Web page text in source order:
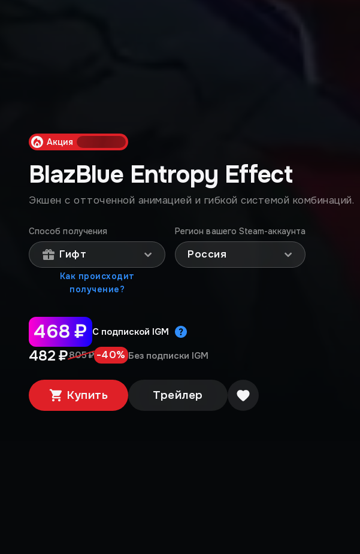
Акция
BlazBlue Entropy Effect
Экшен с отточенной анимацией и гибкой системой комбинаций.
Способ получения
Гифт
Как происходит
получение?
Регион вашего Steam-аккаунта
Россия
468 ₽ С подпиской IGM
482 ₽805 ₽ -40% Без подписки IGM
Купить Трейлер